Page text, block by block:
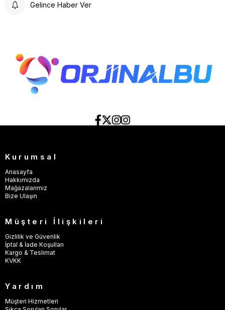
Gelince Haber Ver
Kurumsal
Anasayfa
Hakkımızda
Mağazalarımız
Bize Ulaşın
Müşteri İlişkileri
Gizlilik ve Güvenlik
İptal & İade Koşulları
Kargo & Teslimat
KVKK
Yardım
Müşteri Hizmetleri